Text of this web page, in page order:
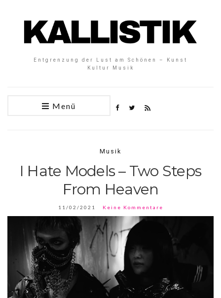
Entgrenzung der Lust am Schönen – Kunst
Kultur Musik
Menü
Musik
I Hate Models – Two Steps
From Heaven
11/02/2021 Keine Kommentare